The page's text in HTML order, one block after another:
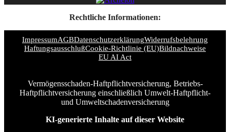
Rechtliche Informationen:
ImpressumAGBDatenschutzerklärungWiderrufsbelehrung
HaftungsausschlußCookie-Richtlinie (EU)Bildnachweise
EU AI Act
Vermögensschaden-Haftpflichtversicherung, Betriebs-
Haftpflichtversicherung einschließlich Umwelt-Haftpflicht-
und Umweltschadenversicherung
KI-generierte Inhalte auf dieser Website